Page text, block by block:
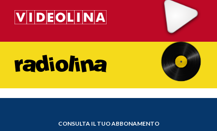
CONSULTA IL TUO ABBONAMENTO